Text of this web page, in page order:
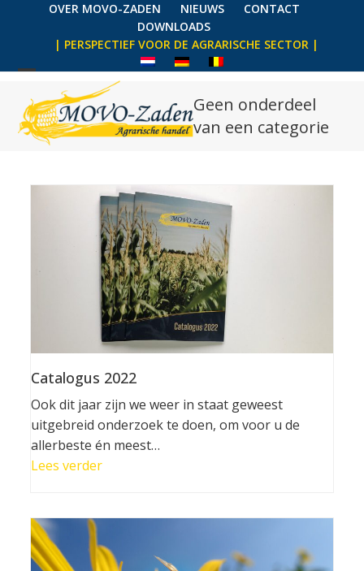
OVER MOVO-ZADEN NIEUWS
CONTACT
DOWNLOADS
| PERSPECTIEF VOOR DE AGRARISCHE SECTOR |
Geen onderdeel
van een categorie
Catalogus 2022
Ook dit jaar zijn we weer in staat geweest
uitgebreid onderzoek te doen, om voor u de
allerbeste én meest…
Lees verder